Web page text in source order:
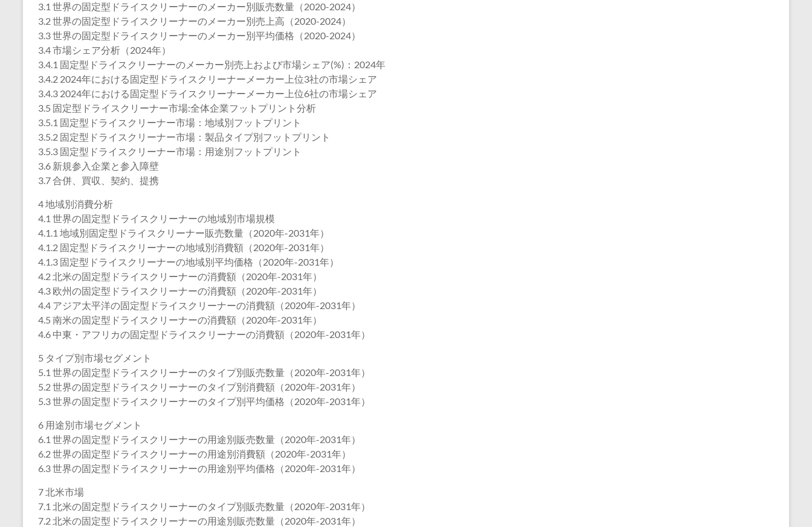
3.1 世界の固定型ドライスクリーナーのメーカー別販売数量（2020-2024）
3.2 世界の固定型ドライスクリーナーのメーカー別売上高（2020-2024）
3.3 世界の固定型ドライスクリーナーのメーカー別平均価格（2020-2024）
3.4 市場シェア分析（2024年）
3.4.1 固定型ドライスクリーナーのメーカー別売上および市場シェア(%)：2024年
3.4.2 2024年における固定型ドライスクリーナーメーカー上位3社の市場シェア
3.4.3 2024年における固定型ドライスクリーナーメーカー上位6社の市場シェア
3.5 固定型ドライスクリーナー市場:全体企業フットプリント分析
3.5.1 固定型ドライスクリーナー市場：地域別フットプリント
3.5.2 固定型ドライスクリーナー市場：製品タイプ別フットプリント
3.5.3 固定型ドライスクリーナー市場：用途別フットプリント
3.6 新規参入企業と参入障壁
3.7 合併、買収、契約、提携
4 地域別消費分析
4.1 世界の固定型ドライスクリーナーの地域別市場規模
4.1.1 地域別固定型ドライスクリーナー販売数量（2020年-2031年）
4.1.2 固定型ドライスクリーナーの地域別消費額（2020年-2031年）
4.1.3 固定型ドライスクリーナーの地域別平均価格（2020年-2031年）
4.2 北米の固定型ドライスクリーナーの消費額（2020年-2031年）
4.3 欧州の固定型ドライスクリーナーの消費額（2020年-2031年）
4.4 アジア太平洋の固定型ドライスクリーナーの消費額（2020年-2031年）
4.5 南米の固定型ドライスクリーナーの消費額（2020年-2031年）
4.6 中東・アフリカの固定型ドライスクリーナーの消費額（2020年-2031年）
5 タイプ別市場セグメント
5.1 世界の固定型ドライスクリーナーのタイプ別販売数量（2020年-2031年）
5.2 世界の固定型ドライスクリーナーのタイプ別消費額（2020年-2031年）
5.3 世界の固定型ドライスクリーナーのタイプ別平均価格（2020年-2031年）
6 用途別市場セグメント
6.1 世界の固定型ドライスクリーナーの用途別販売数量（2020年-2031年）
6.2 世界の固定型ドライスクリーナーの用途別消費額（2020年-2031年）
6.3 世界の固定型ドライスクリーナーの用途別平均価格（2020年-2031年）
7 北米市場
7.1 北米の固定型ドライスクリーナーのタイプ別販売数量（2020年-2031年）
7.2 北米の固定型ドライスクリーナーの用途別販売数量（2020年-2031年）